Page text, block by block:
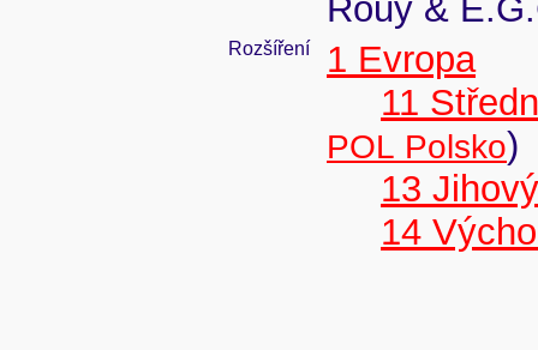
Rouy &
Rozšíření
1 Evropa
11
POL Polsko)
13
14